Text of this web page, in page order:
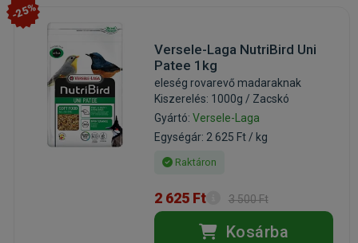
-25%
Versele-Laga NutriBird Uni
Patee 1kg
eleség rovarevő madaraknak
Kiszerelés: 1000g / Zacskó
Gyártó: Versele-Laga
Egységár: 2 625 Ft / kg
Raktáron
2 625 Ft 3 500 Ft
Kosárba